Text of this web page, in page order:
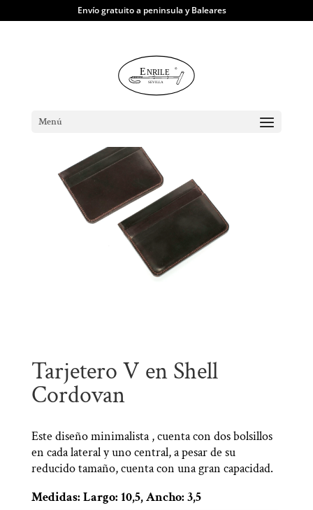
Envío gratuito a peninsula y Baleares
Menú
V en Shell Cordovan
Tarjetero V en Shell
Cordovan
Este diseño minimalista , cuenta con dos bolsillos
en cada lateral y uno central, a pesar de su
reducido tamaño, cuenta con una gran capacidad.
Medidas: Largo: 10,5, Ancho: 3,5